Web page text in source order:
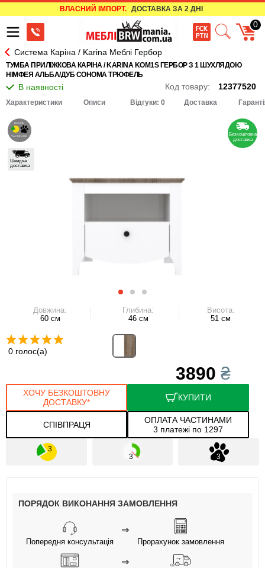
ВЛАСНИЙ ІМПОРТ. ДОСТАВКА ЗА 2 ДНІ
0
Система Каріна / Karina Меблі Гербор
ТУМБА ПРИЛІЖКОВА КАРІНА / KARINA KOM1S ГЕРБОР З 1 ШУХЛЯДОЮ
НІМФЕЯ АЛЬБА/ДУБ СОНОМА ТРЮФЕЛЬ
Код товару: 12377520
Характеристики Описи Відгуки: 0 Доставка
Довжина:
60 см
Глибина:
46 см
Висота:
51 см
0 голос(а)
3890₴
КУПИТИ
СПІВПРАЦЯ
ХОЧУ БЕЗКОШТОВНУ
ДОСТАВКУ*
ОПЛАТА ЧАСТИНАМИ
3 платежі по 1297
ПОРЯДОК ВИКОНАННЯ ЗАМОВЛЕННЯ
Попередня консультація
⇒
Прорахунок замовлення
⇒